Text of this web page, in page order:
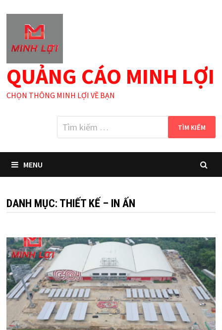
content
QUẢNG CÁO MINH LỢI
CHỌN THÔNG MINH LỢI VỀ BẠN
Tìm
kiếm
MENU
DANH MỤC: THIẾT KẾ – IN ẤN